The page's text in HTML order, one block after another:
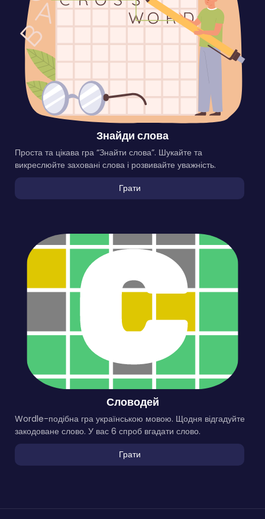
Знайди слова
Проста та цікава гра “Знайти слова”. Шукайте та
викреслюйте заховані слова і розвивайте уважність.
Грати
Словодей
Wordle-подібна гра українською мовою. Щодня відгадуйте
закодоване слово. У вас 6 спроб вгадати слово.
Грати